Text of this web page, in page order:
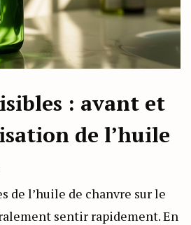
: avant et
de l’huile
de l’huile de chanvre sur le
sentir rapidement. En